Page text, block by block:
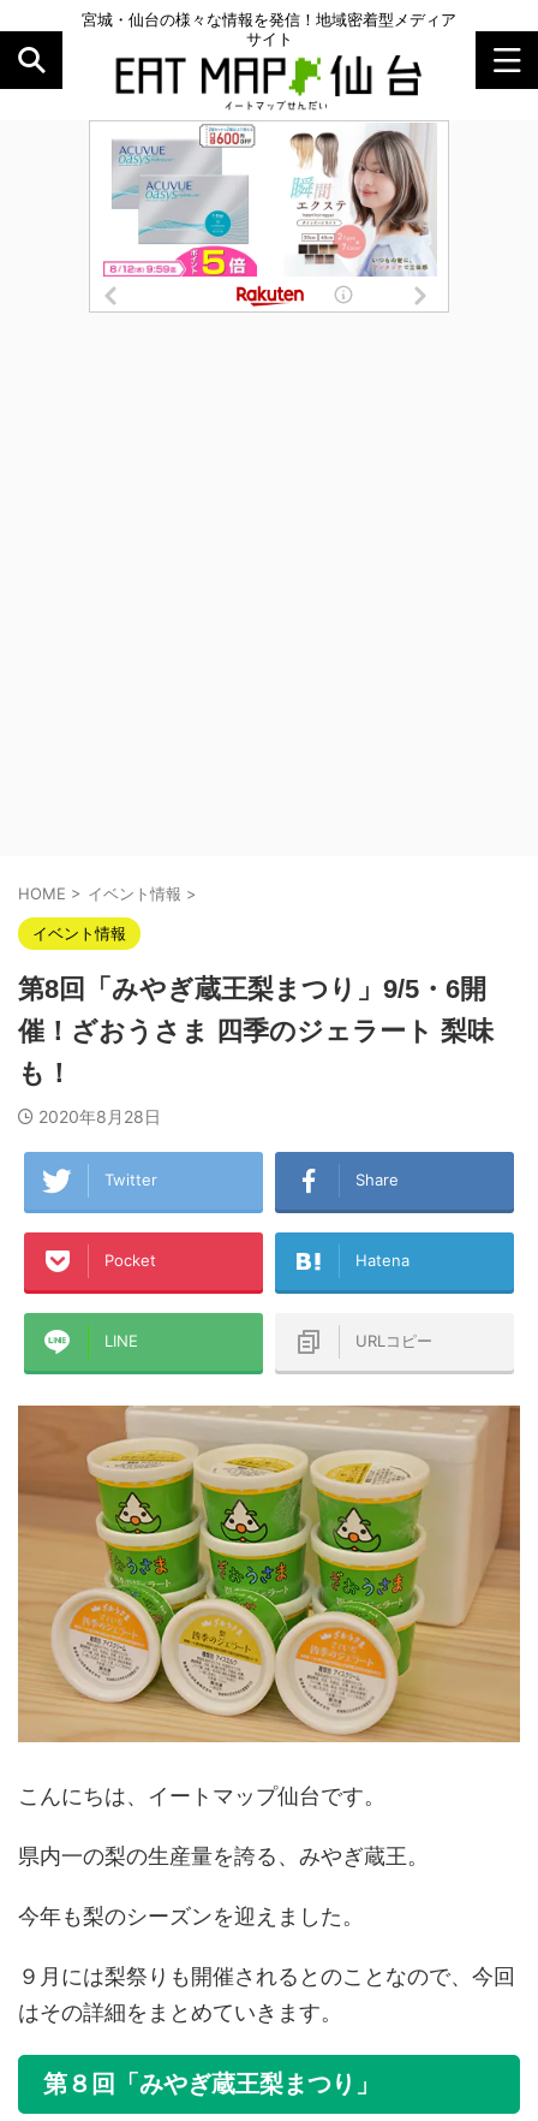
宮城・仙台の様々な情報を発信！地域密着型メディア
サイト
HOME > イベント情報 >
イベント情報
第8回「みやぎ蔵王梨まつり」9/5・6開
催！ざおうさま 四季のジェラート 梨味
も！
2020年8月28日
Twitter Share
Pocket Hatena
LINE URLコピー
こんにちは、イートマップ仙台です。
県内一の梨の生産量を誇る、みやぎ蔵王。
今年も梨のシーズンを迎えました。
９月には梨祭りも開催されるとのことなので、今回
はその詳細をまとめていきます。
第８回「みやぎ蔵王梨まつり」